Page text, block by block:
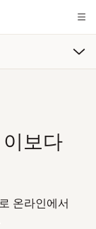
보다
온라인에서